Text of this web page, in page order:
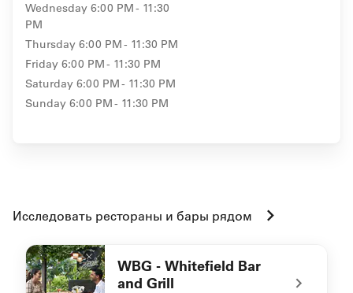
Wednesday 6:00 PM - 11:30
PM
Thursday 6:00 PM - 11:30 PM
Friday 6:00 PM - 11:30 PM
Saturday 6:00 PM - 11:30 PM
Sunday 6:00 PM - 11:30 PM
Исследовать рестораны и бары рядом
WBG - Whitefield Bar
and Grill